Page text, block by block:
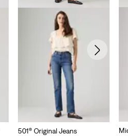
501® Original Jeans